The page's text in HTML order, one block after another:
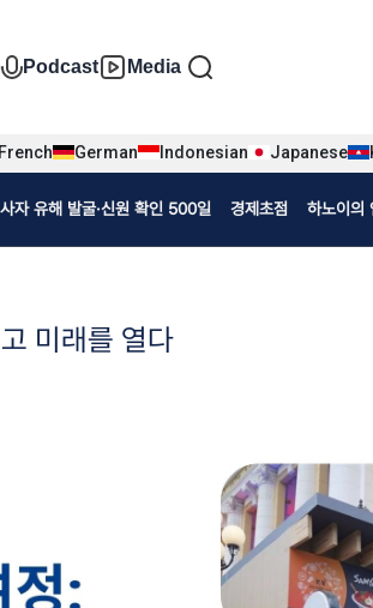
tiện tiếng Hàn
Podcast Media
French German Indonesian Japanese
자 유해 발굴·신원 확인 500일 경제초점 하노이의
미래를 열다